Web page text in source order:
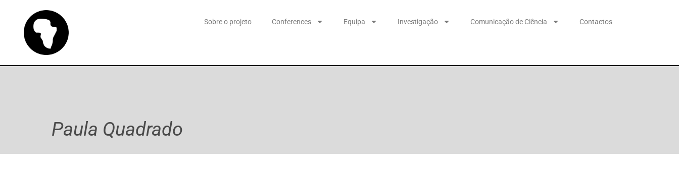
Sobre o projeto Conferences Equipa Investigação Comunicação de Ciência Contactos
Paula Quadrado